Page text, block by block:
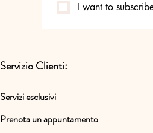
I want to
Servizio Clienti:
Servizi esclusivi
Prenota unappuntamento